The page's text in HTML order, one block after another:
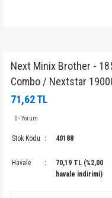
Next Minix Brother -
Combo / Nextstar
71,62 TL
0 - Yorum
Stok Kodu 40188
Havale
70,19 TL (%2,00
havale indirimi)